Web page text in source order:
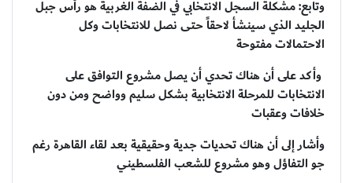
وتابع: مشكلة السجل الانتخابي في الضفة الغربية هو رأس جبل
الجليد الذي سينشأ لاحقاً حتى نصل للانتخابات وكل
الاحتمالات مفتوحة
وأكد على أن هناك تحدي أن يصل مشروع التوافق على
الانتخابات للمرحلة الانتخابية بشكل سليم وواضح ومن دون
خلافات وعقبات
وأشار إلى أن هناك تحديات جدية وحقيقية بعد لقاء القاهرة رغم
جو التفاؤل وهو مشروع للشعب الفلسطيني